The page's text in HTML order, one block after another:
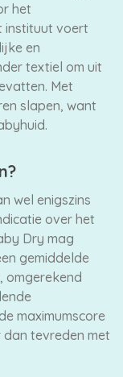
het
instituut voert
en
textiel om uit
Met
slapen, want
wel enigszins
over het
Dry mag
gemiddelde
omgerekend
maximumscore
dan tevreden met